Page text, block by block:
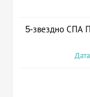
5-звездно СПА